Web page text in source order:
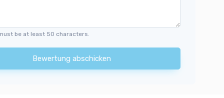
be at least 50 characters.
Bewertung abschicken